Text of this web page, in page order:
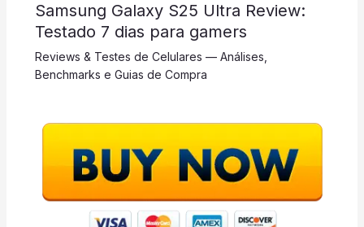
Samsung Galaxy S25 Ultra Review:
Testado 7 dias para gamers
Reviews & Testes de Celulares — Análises,
Benchmarks e Guias de Compra